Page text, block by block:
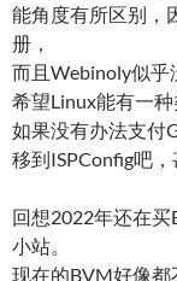
能角度有所区别，
册，
而且Webinoly似乎
希望Linux能有一种
如果没有办法支付
移到ISPConfig吧，
回想2022年还在
小站。
现在的BVM好像都